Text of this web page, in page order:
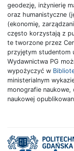
geodezję, inżynierię
oraz humanistyczne
(ekonomię,
często korzystają z
te tworzone przez
przyjętym studentom
Wydawnictwa PG
wypożyczyć w
ministerialnym
monografie
naukowej